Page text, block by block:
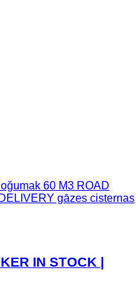
60 M3 ROAD
gāzes cisternas
IN STOCK |